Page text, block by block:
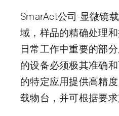
SmarAct公司-显微镜
域，样品的精确处理
日常工作中重要的部
的设备必须极其准确
的特定应用提供高精
载物台，并可根据要求